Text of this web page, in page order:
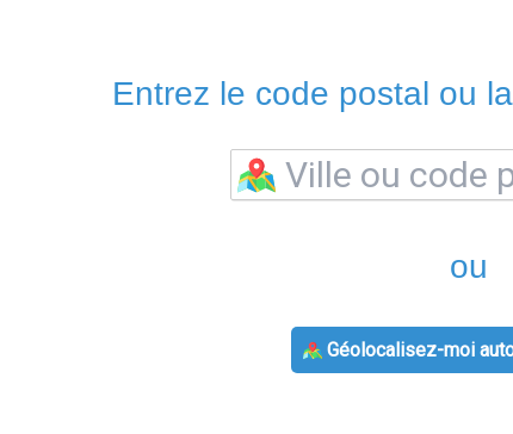
Entrez le code postal ou
ou
Géolocalisez-moi